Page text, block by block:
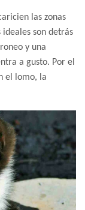
las zonas
ideales son detrás
y una
a gusto. Por el
el lomo, la